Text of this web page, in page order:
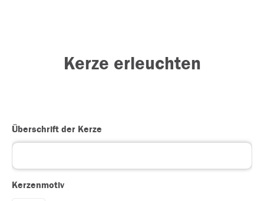
Kerze erleuchten
Überschrift der Kerze
Kerzenmotiv